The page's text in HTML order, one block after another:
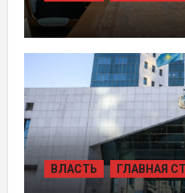
ПРЕЗИДЕНТ
ПРАВЛЕНИЯ
ВЛАСТЬ ГЛАВНАЯ